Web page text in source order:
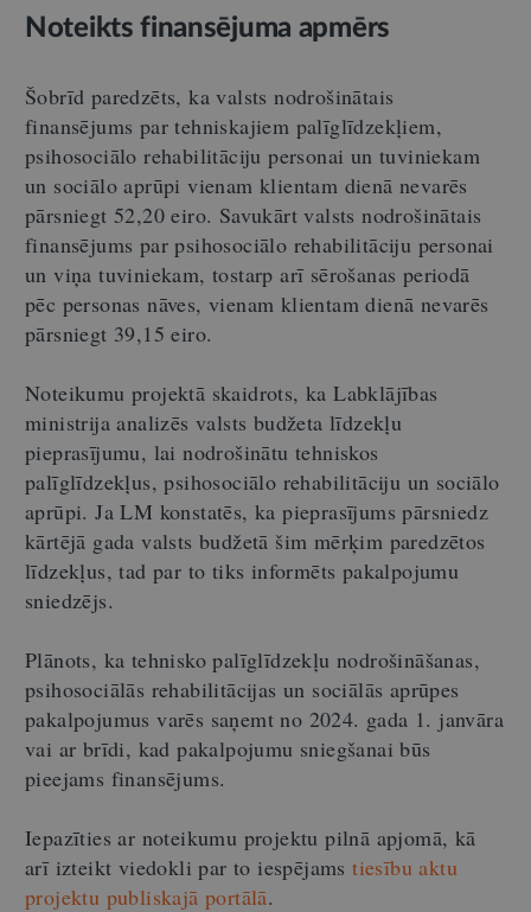
Noteikts finansējuma apmērs
Šobrīd paredzēts, ka valsts nodrošinātais
finansējums par tehniskajiem palīglīdzekļiem,
psihosociālo rehabilitāciju personai un tuviniekam
un sociālo aprūpi vienam klientam dienā nevarēs
pārsniegt 52,20 eiro. Savukārt valsts nodrošinātais
finansējums par psihosociālo rehabilitāciju personai
un viņa tuviniekam, tostarp arī sērošanas periodā
pēc personas nāves, vienam klientam dienā nevarēs
pārsniegt 39,15 eiro.
Noteikumu projektā skaidrots, ka Labklājības
ministrija analizēs valsts budžeta līdzekļu
pieprasījumu, lai nodrošinātu tehniskos
palīglīdzekļus, psihosociālo rehabilitāciju un sociālo
aprūpi. Ja LM konstatēs, ka pieprasījums pārsniedz
kārtējā gada valsts budžetā šim mērķim paredzētos
līdzekļus, tad par to tiks informēts pakalpojumu
sniedzējs.
Plānots, ka tehnisko palīglīdzekļu nodrošināšanas,
psihosociālās rehabilitācijas un sociālās aprūpes
pakalpojumus varēs saņemt no 2024. gada 1. janvāra
vai ar brīdi, kad pakalpojumu sniegšanai būs
pieejams finansējums.
Iepazīties ar noteikumu projektu pilnā apjomā, kā
arī izteikt viedokli par to iespējamstiesību aktu
projektu publiskajā portālā.